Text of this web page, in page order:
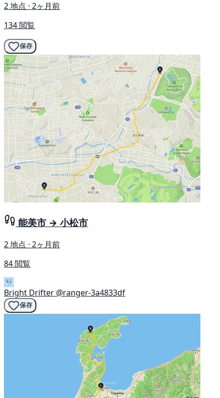
2 地点 · 2ヶ月前
134 閲覧
保存
能美市 → 小松市
2 地点 · 2ヶ月前
84 閲覧
Bright Drifter @ranger-3a4833df
保存